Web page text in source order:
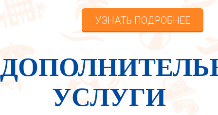
УЗНАТЬ ПОДРОБНЕЕ
УСЛУГИ